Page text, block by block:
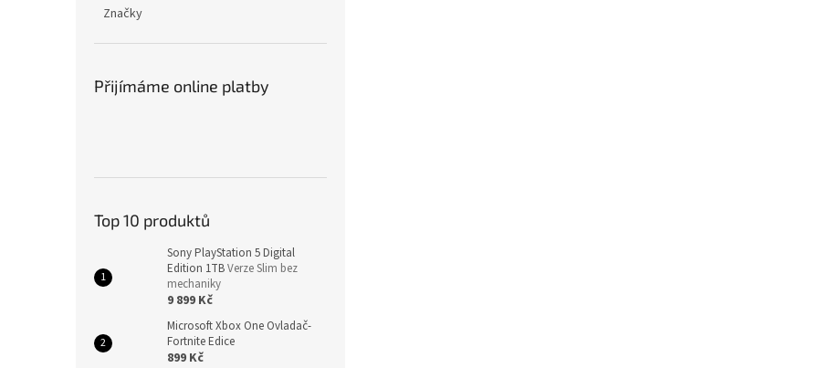
Značky
Přijímáme online platby
Top 10 produktů
Sony PlayStation 5 Digital
Edition 1TBVerze Slim bez
mechaniky
9 899 Kč
Microsoft Xbox One Ovladač-
Fortnite Edice
899 Kč